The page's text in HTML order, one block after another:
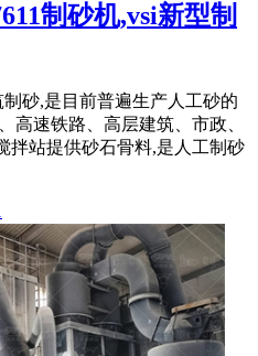
制砂机,vsi新型制
砂,是目前普遍生产人工砂的
高速铁路、高层建筑、市政、
拌站提供砂石骨料,是人工制砂